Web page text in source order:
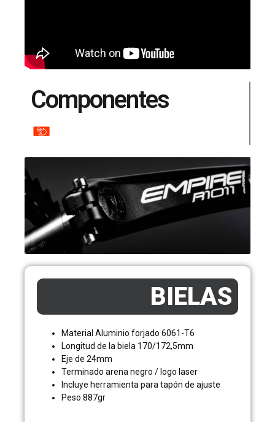
Componentes
BIELAS
Material Aluminio forjado 6061-T6
Longitud de la biela 170/172,5mm
Eje de 24mm
Terminado arena negro / logo laser
Incluye herramienta para tapón de ajuste
Peso 887gr